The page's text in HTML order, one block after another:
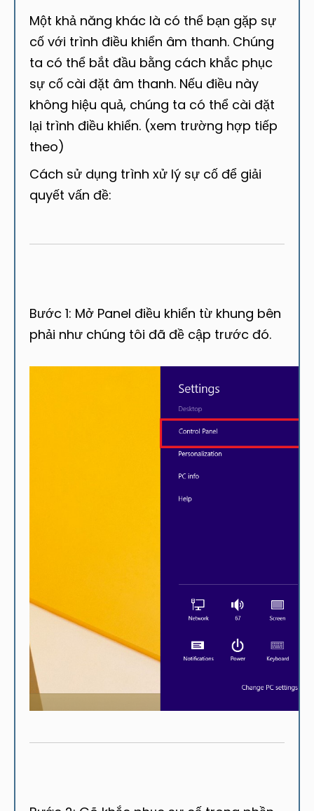
Một khả năng khác là có thể bạn gặp sự
cố với trình điều khiển âm thanh. Chúng
ta có thể bắt đầu bằng cách khắc phục
sự cố cài đặt âm thanh. Nếu điều này
không hiệu quả, chúng ta có thể cài đặt
lại trình điều khiển. (xem trường hợp tiếp
theo)
Cách sử dụng trình xử lý sự cố để giải
quyết vấn đề:
Bước 1: Mở Panel điều khiển từ khung bên
phải như chúng tôi đã đề cập trước đó.